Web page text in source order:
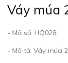
Váy múa
- Mã số: HQ028
- Mô tả: Váy múa